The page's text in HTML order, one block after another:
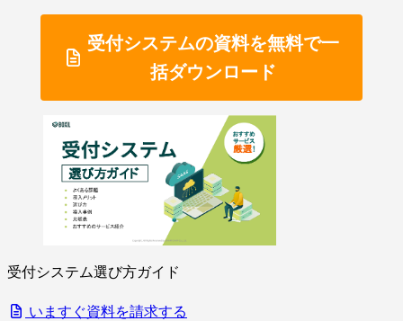
受付システムの資料を無料で一
括ダウンロード
受付システム選び方ガイド
いますぐ資料を請求する